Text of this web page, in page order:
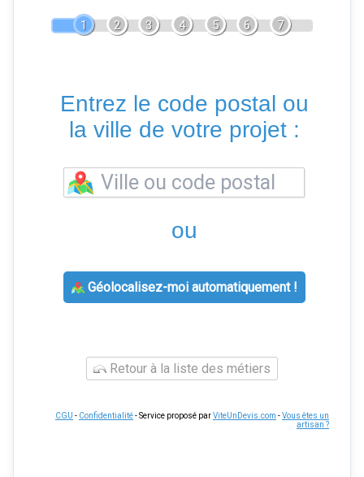
1 2 3 4 5 6 7
Entrez le code postal ou
la ville de votre projet :
ou
Géolocalisez-moi automatiquement !
Retour à la liste des métiers
CGU - Confidentialité- Service proposé parViteUnDevis.com -Vous êtes un
artisan ?